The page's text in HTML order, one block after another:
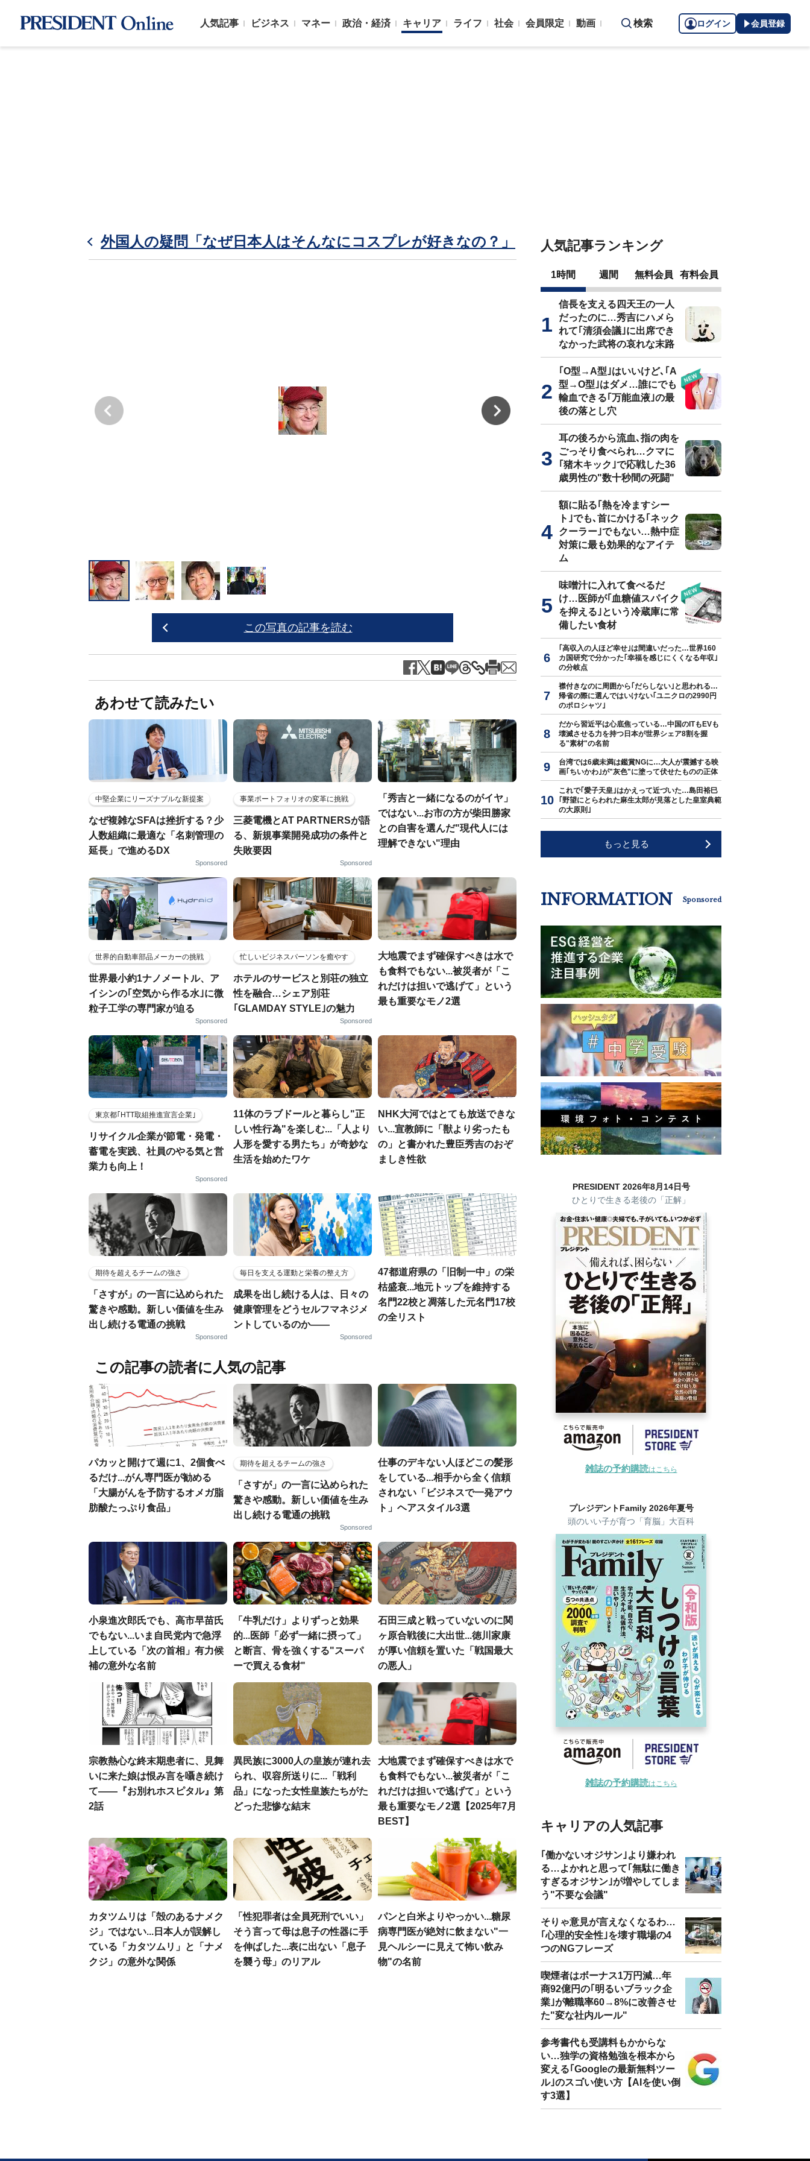
人気記事 ビジネス マネー 政治・経済 キャリア ライフ 社会 会員限定 動画 検索 ログイン 会員登録
外国人の疑問「なぜ日本人はそんなにコスプレが好きなの？」
この写真の記事を読む
あわせて読みたい
中堅企業にリーズナブルな新提案
なぜ複雑なSFAは挫折する？少
人数組織に最適な「名刺管理の
延長」で進めるDX
Sponsored
事業ポートフォリオの変革に挑戦
三菱電機とAT PARTNERSが語
る、新規事業開発成功の条件と
失敗要因
Sponsored
「秀吉と一緒になるのがイヤ」
ではない...お市の方が柴田勝家
との自害を選んだ"現代人には
理解できない"理由
世界的自動車部品メーカーの挑戦
世界最小約1ナノメートル、ア
イシンの｢空気から作る水｣に微
粒子工学の専門家が迫る
Sponsored
忙しいビジネスパーソンを癒やす
ホテルのサービスと別荘の独立
性を融合…シェア別荘
｢GLAMDAY STYLE｣の魅力
Sponsored
大地震でまず確保すべきは水で
も食料でもない...被災者が「こ
れだけは担いで逃げて」という
最も重要なモノ2選
東京都｢HTT取組推進宣言企業｣
リサイクル企業が節電・発電・
蓄電を実践、社員のやる気と営
業力も向上！
Sponsored
11体のラブドールと暮らし"正
しい性行為"を楽しむ...「人より
人形を愛する男たち」が奇妙な
生活を始めたワケ
NHK大河ではとても放送できな
い...宣教師に「獣より劣ったも
の」と書かれた豊臣秀吉のおぞ
ましき性欲
期待を超えるチームの強さ
「さすが」の一言に込められた
驚きや感動。新しい価値を生み
出し続ける電通の挑戦
Sponsored
毎日を支える運動と栄養の整え方
成果を出し続ける人は、日々の
健康管理をどうセルフマネジメ
ントしているのか——
Sponsored
47都道府県の「旧制一中」の栄
枯盛衰...地元トップを維持する
名門22校と凋落した元名門17校
の全リスト
この記事の読者に人気の記事
パカッと開けて週に1、2個食べ
るだけ...がん専門医が勧める
「大腸がんを予防するオメガ脂
肪酸たっぷり食品」
期待を超えるチームの強さ
「さすが」の一言に込められた
驚きや感動。新しい価値を生み
出し続ける電通の挑戦
Sponsored
仕事のデキない人ほどこの髪形
をしている...相手から全く信頼
されない「ビジネスで一発アウ
ト」ヘアスタイル3選
小泉進次郎氏でも、高市早苗氏
でもない...いま自民党内で急浮
上している「次の首相」有力候
補の意外な名前
「牛乳だけ」よりずっと効果
的...医師「必ず一緒に摂って」
と断言、骨を強くする"スーパ
ーで買える食材"
石田三成と戦っていないのに関
ヶ原合戦後に大出世...徳川家康
が厚い信頼を置いた「戦国最大
の悪人」
宗教熱心な終末期患者に、見舞
いに来た娘は恨み言を囁き続け
て――『お別れホスピタル』第
2話
異民族に3000人の皇族が連れ去
られ、収容所送りに...「戦利
品」になった女性皇族たちがた
どった悲惨な結末
大地震でまず確保すべきは水で
も食料でもない...被災者が「こ
れだけは担いで逃げて」という
最も重要なモノ2選【2025年7月
BEST】
カタツムリは「殻のあるナメク
ジ」ではない...日本人が誤解し
ている「カタツムリ」と「ナメ
クジ」の意外な関係
「性犯罪者は全員死刑でいい」
そう言って母は息子の性器に手
を伸ばした...表に出ない「息子
を襲う母」のリアル
パンと白米よりやっかい...糖尿
病専門医が絶対に飲まない"一
見ヘルシーに見えて怖い飲み
物"の名前
人気記事ランキング
1時間 週間 無料会員 有料会員
信長を支える四天王の一人
だったのに…秀吉にハメら
れて｢清須会議｣に出席でき
なかった武将の哀れな末路
｢O型→A型｣はいいけど､｢A
型→O型｣はダメ…誰にでも
輸血できる｢万能血液｣の最
後の落とし穴
耳の後ろから流血､指の肉を
ごっそり食べられ…クマに
｢猪木キック｣で応戦した36
歳男性の"数十秒間の死闘"
額に貼る｢熱を冷ますシー
ト｣でも､首にかける｢ネック
クーラー｣でもない…熱中症
対策に最も効果的なアイテ
ム
味噌汁に入れて食べるだ
け…医師が｢血糖値スパイク
を抑える｣という冷蔵庫に常
備したい食材
｢高収入の人ほど幸せ｣は間違いだった…世界160
カ国研究で分かった｢幸福を感じにくくなる年収｣
の分岐点
襟付きなのに周囲から｢だらしない｣と思われる…
帰省の際に選んではいけない｢ユニクロの2990円
のポロシャツ｣
だから習近平は心底焦っている…中国のITもEVも
壊滅させる力を持つ日本が世界シェア8割を握
る"素材"の名前
台湾では6歳未満は鑑賞NGに…大人が震撼する映
画｢ちいかわ｣が"灰色"に塗って伏せたものの正体
これで｢愛子天皇｣はかえって近づいた…島田裕巳
｢野望にとらわれた麻生太郎が見落とした皇室典範
の大原則｣
もっと見る
INFORMATION Sponsored
PRESIDENT 2026年8月14日号
ひとりで生きる老後の「正解」
雑誌の予約購読はこちら
プレジデントFamily 2026年夏号
頭のいい子が育つ「育脳」大百科
雑誌の予約購読はこちら
キャリアの人気記事
｢働かないオジサン｣より嫌われ
る…よかれと思って｢無駄に働き
すぎるオジサン｣が増やしてしま
う"不要な会議"
そりゃ意見が言えなくなるわ…
｢心理的安全性｣を壊す職場の4
つのNGフレーズ
喫煙者はボーナス1万円減…年
商92億円の｢明るいブラック企
業｣が離職率60→8%に改善させ
た"変な社内ルール"
参考書代も受講料もかからな
い…独学の資格勉強を根本から
変える｢Googleの最新無料ツー
ル｣のスゴい使い方【AIを使い倒
す3選】